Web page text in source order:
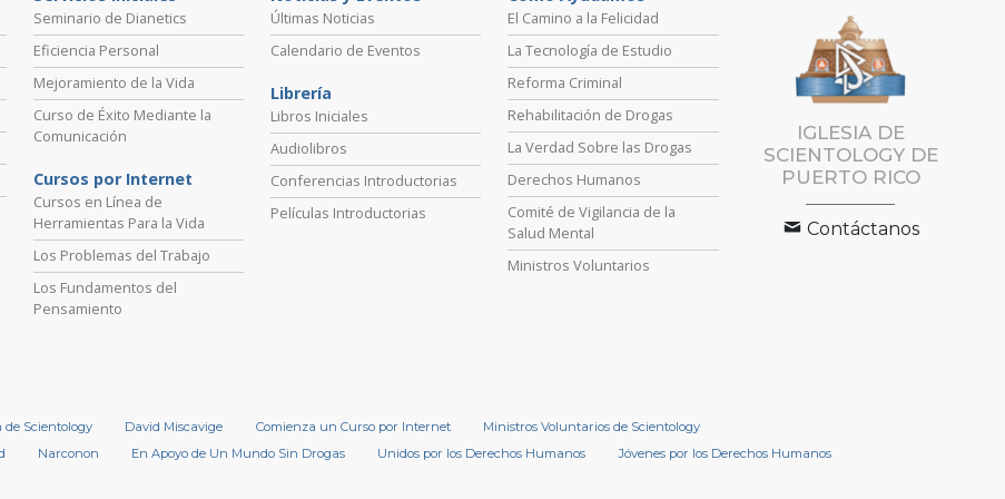
Seminario de Dianetics
Eficiencia Personal
Mejoramiento de la Vida
Curso de Éxito Mediante la
Comunicación
Cursos por Internet
Cursos en Línea de
Herramientas Para la Vida
Los Problemas del Trabajo
Los Fundamentos del
Pensamiento
Últimas Noticias
Calendario de Eventos
Librería
Libros Iniciales
Audiolibros
Conferencias Introductorias
Películas Introductorias
El Camino a la Felicidad
La Tecnología de Estudio
Reforma Criminal
Rehabilitación de Drogas
La Verdad Sobre las Drogas
Derechos Humanos
Comité de Vigilancia de la
Salud Mental
Ministros Voluntarios
IGLESIA DE
SCIENTOLOGY DE
PUERTO RICO
Contáctanos
de Scientology David Miscavige Comienza un Curso por Internet
Ministros Voluntarios de Scientology
Narconon En Apoyo de Un Mundo Sin Drogas Unidos por los Derechos Humanos
Jóvenes por los Derechos Humanos